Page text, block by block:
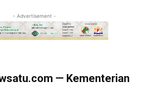
- Advertisement -
— Kementerian